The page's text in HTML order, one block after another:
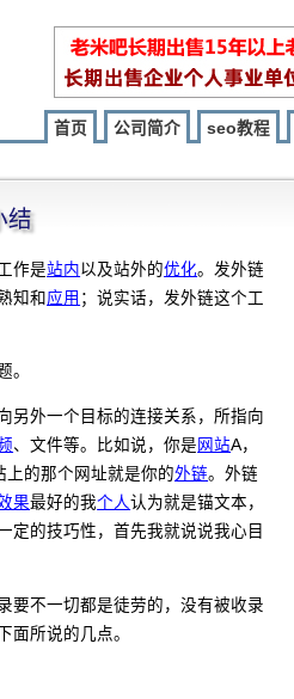
首页 公司简介 seo教程
结
作是站内以及站外的优化。发外链
知和 应用 ；说实话，发外链这个工
。
另外一个目标的连接关系，所指向
、文件等。比如说，你是 网站A，
上的那个网址就是你的外链。外链
果最好的我个人认为就是锚文本，
定的技巧性，首先我就说说我心目
要不一切都是徒劳的，没有被收录
面所说的几点。